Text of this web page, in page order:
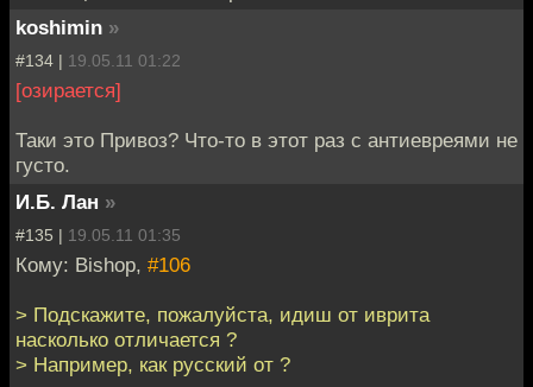
koshimin »
#134 | 19.05.11 01:22
[озирается]
Таки это Привоз? Что-то в этот раз с антиевреями не
густо.
И.Б. Лан »
#135 | 19.05.11 01:35
Кому: Bishop, #106
> Подскажите, пожалуйста, идиш от иврита
насколько отличается ?
> Например, как русский от ?